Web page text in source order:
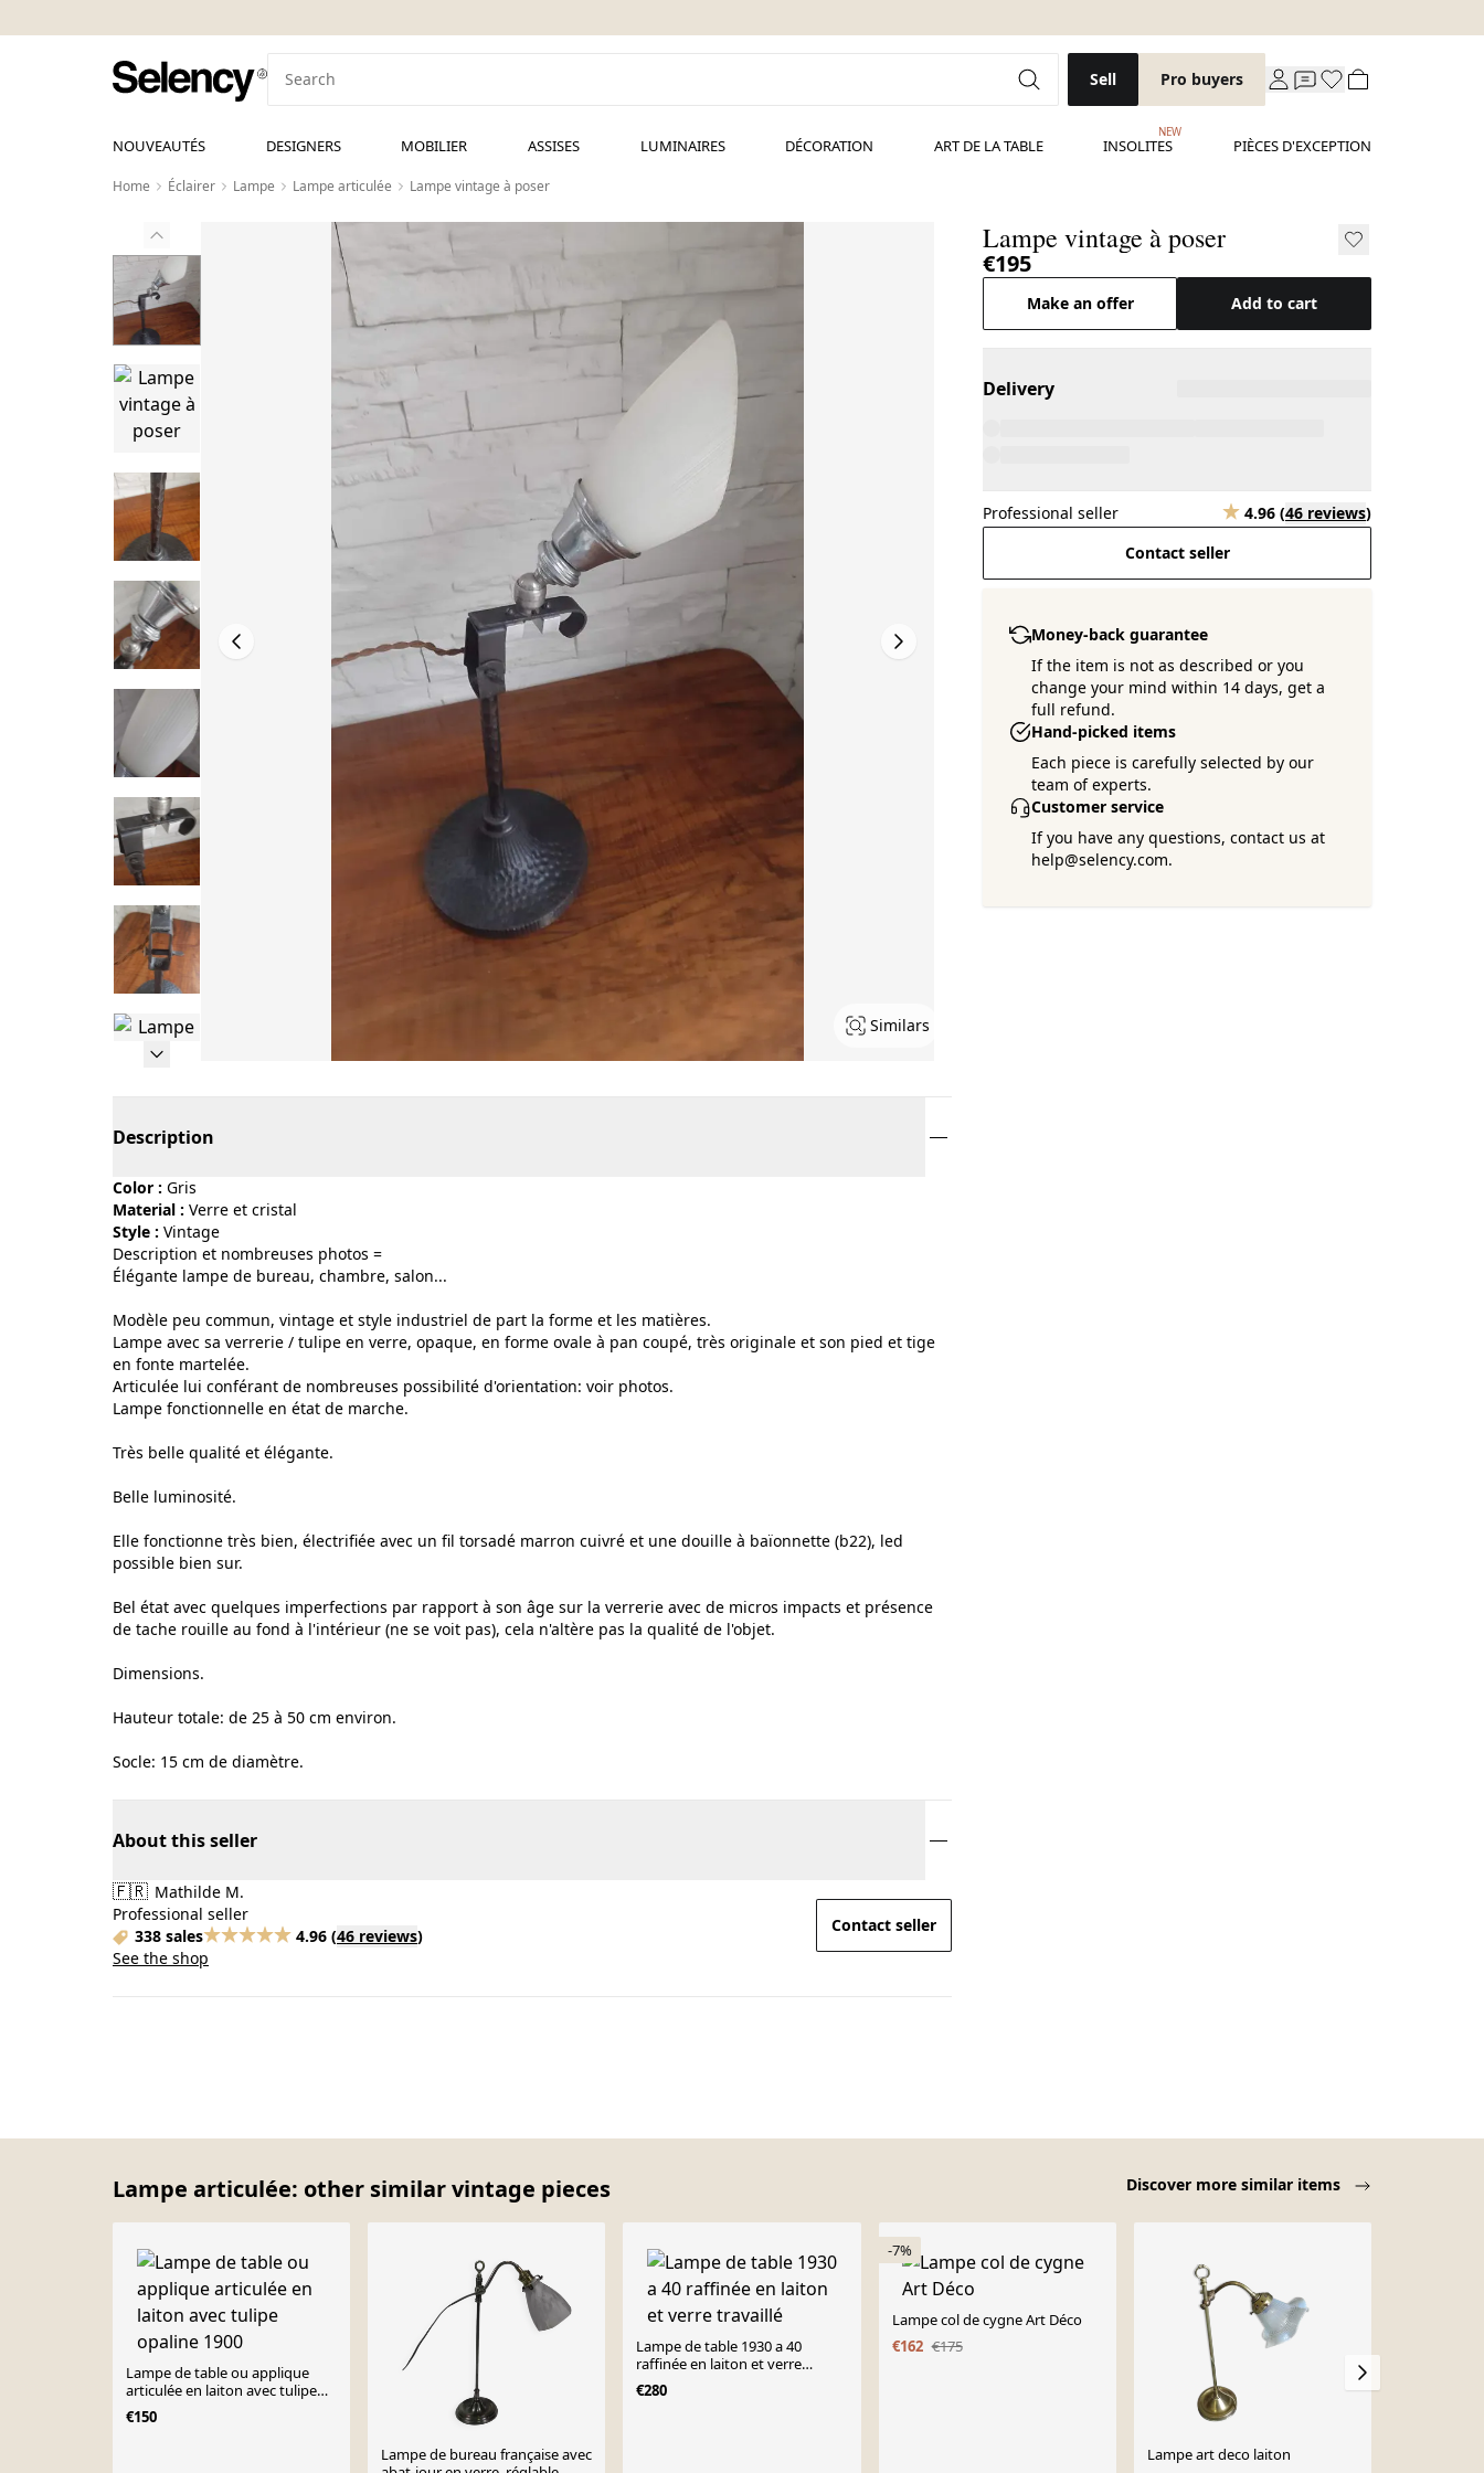
Sell Pro buyers
NOUVEAUTÉS DESIGNERS MOBILIER ASSISES LUMINAIRES DÉCORATION ART DE LA TABLE INSOLITES
NEW
PIÈCES D'EXCEPTION
Home Éclairer Lampe Lampe articulée Lampe vintage à poser
Similars
Lampe vintage à poser
€195
Make an offer Add to cart
Delivery
Professional seller 4.96 (46 reviews)
Contact seller
Money-back guarantee
If the item is not as described or you
change your mind within 14 days, get a
full refund.
Hand-picked items
Each piece is carefully selected by our
team of experts.
Customer service
If you have any questions, contact us at
help@selency.com.
Description
Color :
gris
Material :
verre et cristal
Style :
vintage
Description et nombreuses photos =
Élégante lampe de bureau, chambre, salon...
Modèle peu commun, vintage et style industriel de part la forme et les matières.
Lampe avec sa verrerie / tulipe en verre, opaque, en forme ovale à pan coupé, très originale et son pied et tige
en fonte martelée.
Articulée lui conférant de nombreuses possibilité d'orientation: voir photos.
Lampe fonctionnelle en état de marche.
Très belle qualité et élégante.
Belle luminosité.
Elle fonctionne très bien, électrifiée avec un fil torsadé marron cuivré et une douille à baïonnette (b22), led
possible bien sur.
Bel état avec quelques imperfections par rapport à son âge sur la verrerie avec de micros impacts et présence
de tache rouille au fond à l'intérieur (ne se voit pas), cela n'altère pas la qualité de l'objet.
Dimensions.
Hauteur totale: de 25 à 50 cm environ.
Socle: 15 cm de diamètre.
About this seller
🇫🇷 Mathilde M.
Professional seller
338 sales
4.96 (46 reviews)
See the shop
Contact seller
Lampe articulée: other similar vintage pieces Discover more similar items
Lampe de table ou applique
articulée en laiton avec tulipe
opaline 1900
€150
Lampe de bureau française avec
Lampe de table 1930 a 40
raffinée en laiton et verre
travaillé
€280
-7%
Lampe col de cygne Art Déco
€162 €175
Lampe art deco laiton